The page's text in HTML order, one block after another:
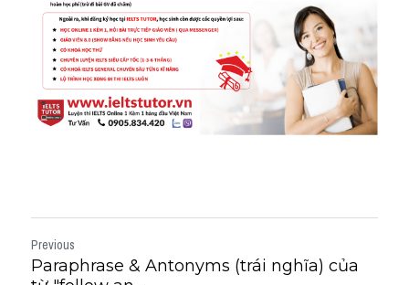
Previous
Paraphrase & Antonyms (trái nghĩa) của